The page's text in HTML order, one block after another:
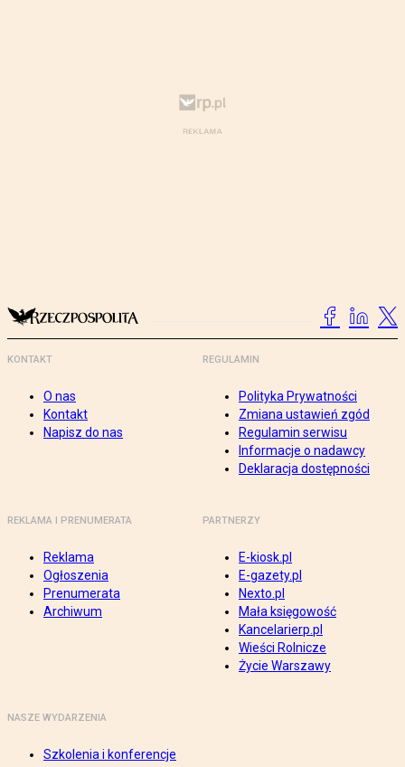
KONTAKT
O nas
Kontakt
Napisz do nas
REGULAMIN
Polityka Prywatności
Zmiana ustawień zgód
Regulamin serwisu
Informacje o nadawcy
Deklaracja dostępności
REKLAMA I PRENUMERATA
Reklama
Ogłoszenia
Prenumerata
Archiwum
PARTNERZY
E-kiosk.pl
E-gazety.pl
Nexto.pl
Mała księgowość
Kancelarierp.pl
Wieści Rolnicze
Życie Warszawy
NASZE WYDARZENIA
Szkolenia i konferencje